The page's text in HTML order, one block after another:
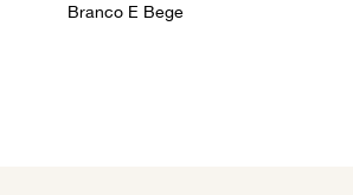
Branco E Bege